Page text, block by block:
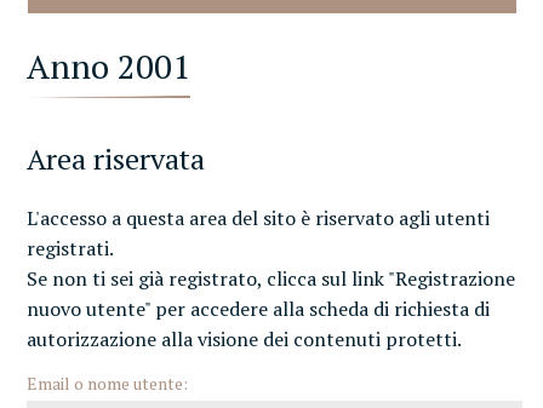
Anno 2001
Area riservata
L'accesso a questa area del sito è riservato agli utenti
registrati.
Se non ti sei già registrato, clicca sul link "Registrazione
nuovo utente" per accedere alla scheda di richiesta di
autorizzazione alla visione dei contenuti protetti.
Email o nome utente: